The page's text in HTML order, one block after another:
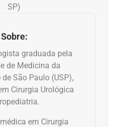
SP)
Sobre:
graduada pela
de Medicina da
São Paulo (USP),
Cirurgia Urológica
em Cirurgia